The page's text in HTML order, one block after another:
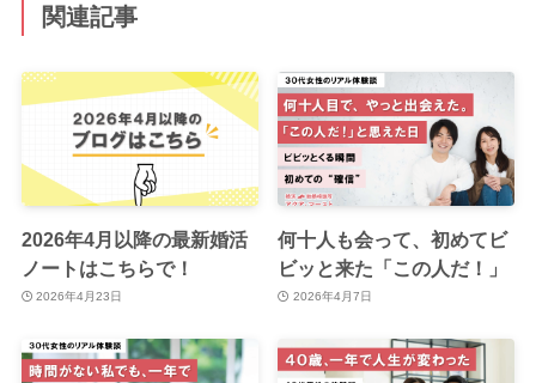
関連記事
2026年4月以降の最新婚活
ノートはこちらで！
2026年4月23日
何十人も会って、初めてビ
ビッと来た「この人だ！」
2026年4月7日